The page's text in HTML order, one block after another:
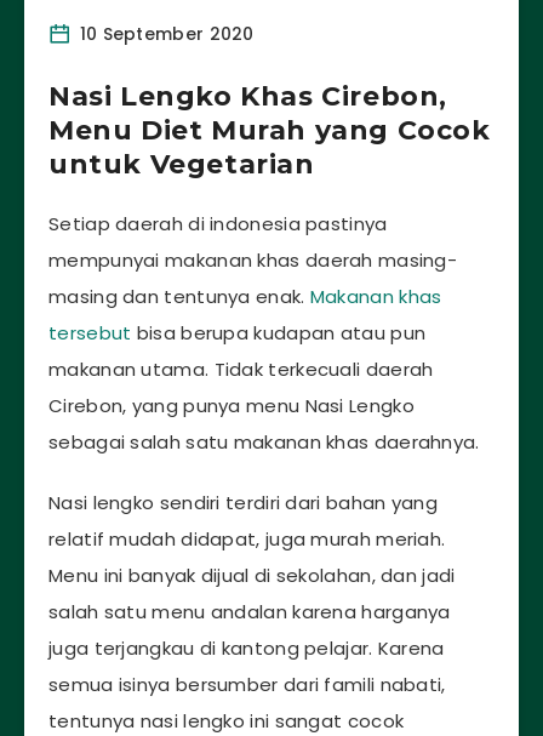
10 September 2020
Nasi Lengko Khas Cirebon,
Menu Diet Murah yang Cocok
untuk Vegetarian
Setiap daerah di indonesia pastinya
mempunyai makanan khas daerah masing-
masing dan tentunya enak. Makanan khas
tersebut bisa berupa kudapan atau pun
makanan utama. Tidak terkecuali daerah
Cirebon, yang punya menu Nasi Lengko
sebagai salah satu makanan khas daerahnya.
Nasi lengko sendiri terdiri dari bahan yang
relatif mudah didapat, juga murah meriah.
Menu ini banyak dijual di sekolahan, dan jadi
salah satu menu andalan karena harganya
juga terjangkau di kantong pelajar. Karena
semua isinya bersumber dari famili nabati,
tentunya nasi lengko ini sangat cocok